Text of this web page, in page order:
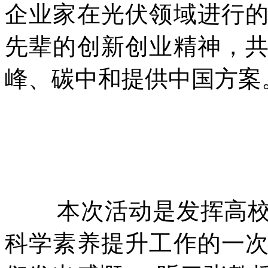
企业家在光伏领域进行
先辈的创新创业精神，
峰、碳中和提供中国方案
本次活动是发挥高校
科学素养提升工作的一